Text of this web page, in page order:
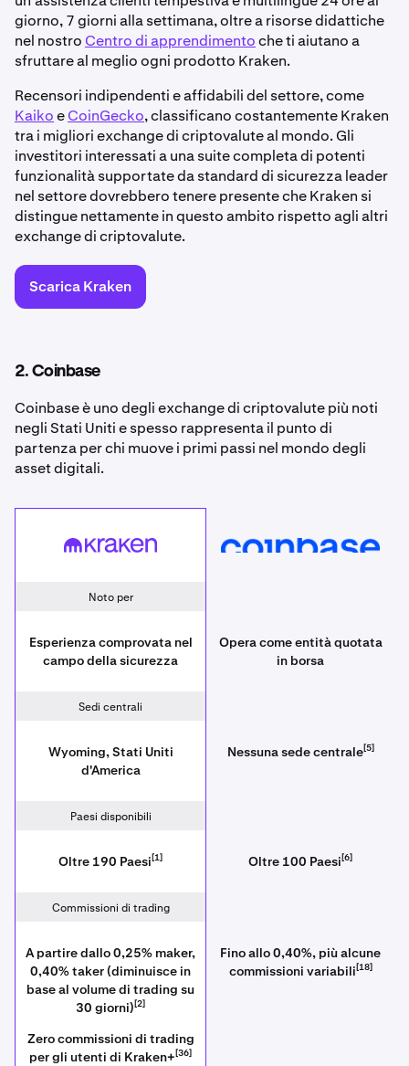
giorno, 7 giorni alla settimana, oltre a risorse didattiche
nel nostro Centro di apprendimentoche ti aiutano a
sfruttare al meglio ogni prodotto Kraken.
Recensori indipendenti e affidabili del settore, come
KaikoeCoinGecko, classificano costantemente Kraken
tra i migliori exchange di criptovalute al mondo. Gli
investitori interessati a una suite completa di potenti
funzionalità supportate da standard di sicurezza leader
nel settore dovrebbero tenere presente che Kraken si
distingue nettamente in questo ambito rispetto agli altri
exchange di criptovalute.
Scarica Kraken
2. Coinbase
Coinbase è uno degli exchange di criptovalute più noti
negli Stati Uniti e spesso rappresenta il punto di
partenza per chi muove i primi passi nel mondo degli
asset digitali.
Kraken Coinbase
Noto per
Esperienza comprovata nel
campo della sicurezza
Opera come entità quotata
in borsa
Sedi centrali
Wyoming, Stati Uniti
d'America
Nessuna sede centrale[5]
Paesi disponibili
Oltre 190 Paesi[1] Oltre 100 Paesi[6]
Commissioni di trading
A partire dallo 0,25% maker,
0,40% taker (diminuisce in
base al volume di trading su
30 giorni)[2]
Zero commissioni di trading
per gli utenti di Kraken+[36]
Fino allo 0,40%, più alcune
commissioni variabili[18]